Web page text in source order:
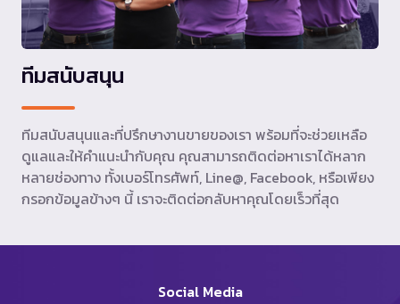
ทีมสนับสนุน
ทีมสนับสนุนและที่ปรึกษางานขายของเรา พร้อมที่จะช่วยเหลือ
ดูแลและให้คำแนะนำกับคุณ คุณสามารถติดต่อหาเราได้หลาก
หลายช่องทาง ทั้งเบอร์โทรศัพท์, Line@, Facebook, หรือเพียง
กรอกข้อมูลข้างๆ นี้ เราจะติดต่อกลับหาคุณโดยเร็วที่สุด
Social Media